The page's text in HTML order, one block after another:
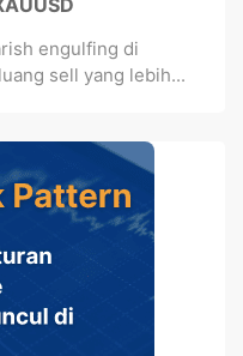
engulfing di
sell yang lebih...